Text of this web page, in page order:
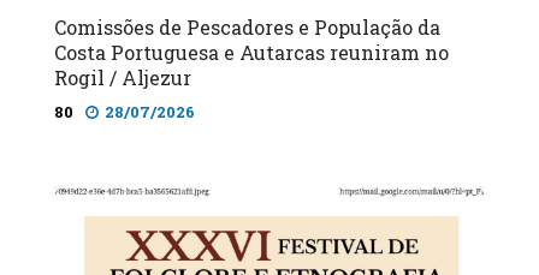
Comissões de Pescadores e População da
Costa Portuguesa e Autarcas reuniram no
Rogil / Aljezur
80 28/07/2026